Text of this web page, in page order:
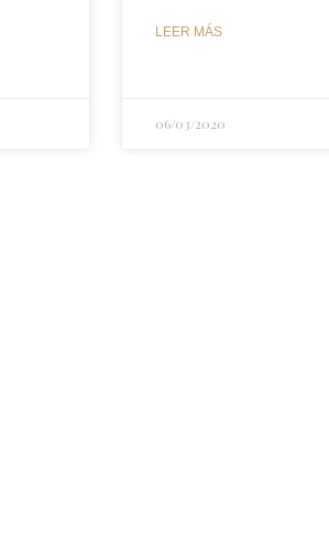
LEER MÁS
06/03/2020